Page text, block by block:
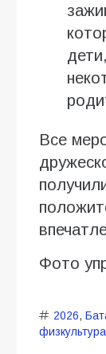
Все
Фото
2026,
физкультура